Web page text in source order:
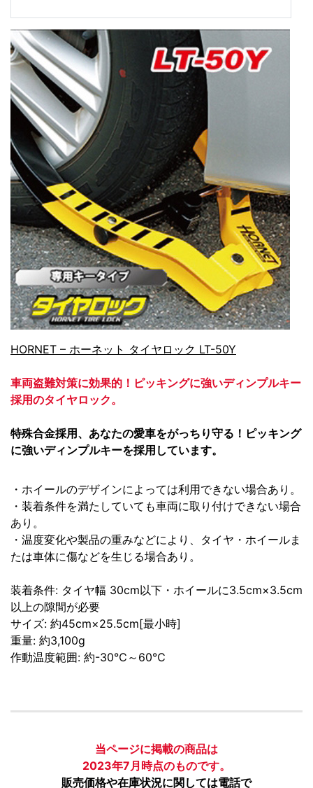
HORNET – ホーネット タイヤロック LT-50Y
車両盗難対策に効果的！ピッキングに強いディンプルキー
採用のタイヤロック。
特殊合金採用、あなたの愛車をがっちり守る！ピッキング
に強いディンプルキーを採用しています。
・ホイールのデザインによっては利用できない場合あり。
・装着条件を満たしていても車両に取り付けできない場合
あり。
・温度変化や製品の重みなどにより、タイヤ・ホイールま
たは車体に傷などを生じる場合あり。
装着条件: タイヤ幅 30cm以下・ホイールに3.5cm×3.5cm
以上の隙間が必要
サイズ: 約45cm×25.5cm[最小時]
重量: 約3,100g
作動温度範囲: 約-30℃～60℃
当ページに掲載の商品は
2023年7月時点のものです。
販売価格や在庫状況に関しては電話で